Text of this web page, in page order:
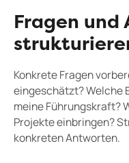
Fragen und
Konkrete Fragen
eingeschätzt? Welche
meine Führungskraft?
Projekte einbringen?
konkreten Antworten.